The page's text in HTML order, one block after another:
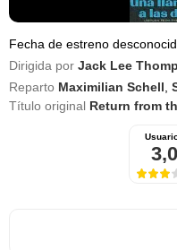
Fecha de estreno
Dirigida por Jack Lee
Reparto Maximilian Schell
Título original Return from
3,0